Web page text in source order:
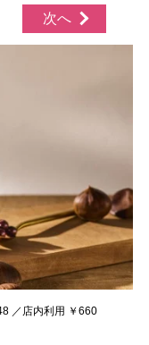
次へ
／店内利用 ￥660